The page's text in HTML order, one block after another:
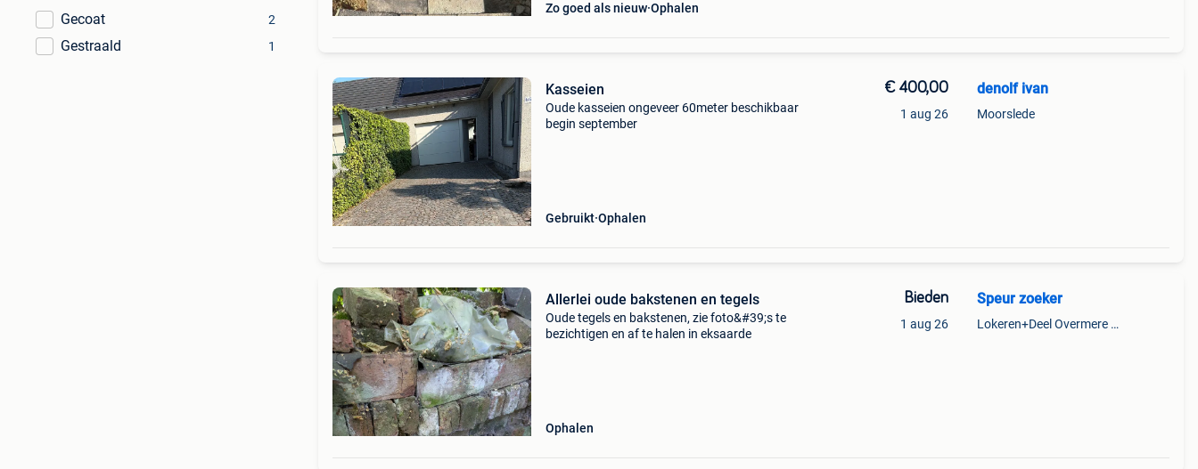
Gecoat
2
Gestraald 1
Zo goed als nieuw Ophalen
Kasseien
Oude kasseien ongeveer 60meter beschikbaar
begin september
Gebruikt Ophalen
€ 400,00
1 aug 26
denolf ivan
Moorslede
Allerlei oude bakstenen en tegels
Oude tegels en bakstenen, zie foto&#39;s te
bezichtigen en af te halen in eksaarde
Ophalen
Bieden
1 aug 26
Speur zoeker
Lokeren+Deel Overmere En Zele